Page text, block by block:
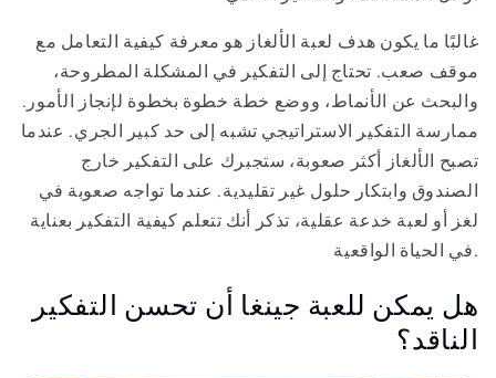
غالبًا ما يكون هدف لعبة الألغاز هو معرفة كيفية التعامل مع
موقف صعب. تحتاج إلى التفكير في المشكلة المطروحة،
والبحث عن الأنماط، ووضع خطة خطوة بخطوة لإنجاز الأمور.
ممارسة التفكير الاستراتيجي تشبه إلى حد كبير الجري. عندما
تصبح الألغاز أكثر صعوبة، ستجبرك على التفكير خارج
الصندوق وابتكار حلول غير تقليدية. عندما تواجه صعوبة في
لغز أو لعبة خدعة عقلية، تذكر أنك تتعلم كيفية التفكير بعناية
في الحياة الواقعية.
هل يمكن للعبة جينغا أن تحسن التفكير
الناقد؟